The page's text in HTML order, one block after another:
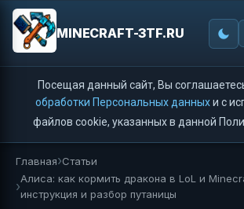
MINECRAFT-3TF.RU
Посещая данный сайт, Вы
обработки Персональных данныхи с
файлов cookie, указанных в данной
Главная Статьи
Алиса: как кормить дракона в LoL и
инструкция и разбор путаницы